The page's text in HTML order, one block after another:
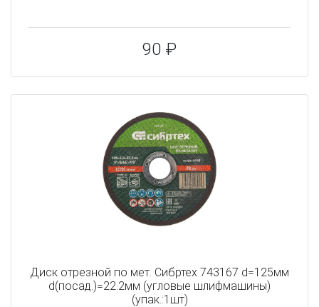
90 ₽
Диск отрезной по мет. Сибртех 743167 d=125мм
d(посад.)=22.2мм (угловые шлифмашины)
(упак.:1шт)